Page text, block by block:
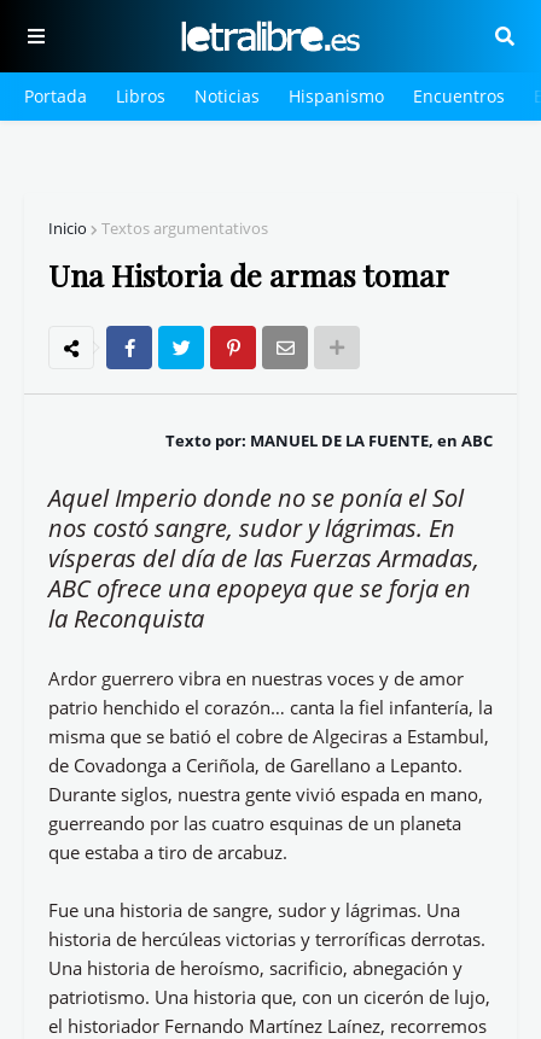
Portada Libros Noticias Hispanismo Encuentros
Inicio Textos argumentativos
Una Historia de armas tomar
Texto por: MANUEL DE LA FUENTE, en ABC
Aquel Imperio donde no se ponía el Sol
nos costó sangre, sudor y lágrimas. En
vísperas del día de las Fuerzas Armadas,
ABC ofrece una epopeya que se forja en
la Reconquista
Ardor guerrero vibra en nuestras voces y de amor
patrio henchido el corazón… canta la fiel infantería, la
misma que se batió el cobre de Algeciras a Estambul,
de Covadonga a Ceriñola, de Garellano a Lepanto.
Durante siglos, nuestra gente vivió espada en mano,
guerreando por las cuatro esquinas de un planeta
que estaba a tiro de arcabuz.
Fue una historia de sangre, sudor y lágrimas. Una
historia de hercúleas victorias y terroríficas derrotas.
Una historia de heroísmo, sacrificio, abnegación y
patriotismo. Una historia que, con un cicerón de lujo,
el historiador Fernando Martínez Laínez, recorremos